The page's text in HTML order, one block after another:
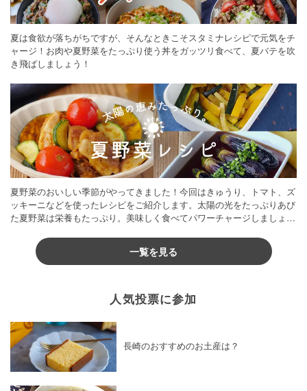
夏は食欲が落ちがちですが、そんなときこそスタミナレシピで元気をチ
ャージ！お肉や夏野菜をたっぷり使う丼をガッツリ食べて、夏バテを吹
き飛ばしましょう！
夏野菜のおいしい季節がやってきました！今回はきゅうり、トマト、ズ
ッキーニなどを使ったレシピをご紹介します。太陽の光をたっぷりあび
た夏野菜は栄養もたっぷり。美味しく食べてパワーチャージしましょう
一覧を見る
人気投票に参加
長崎のおすすめのお土産は？